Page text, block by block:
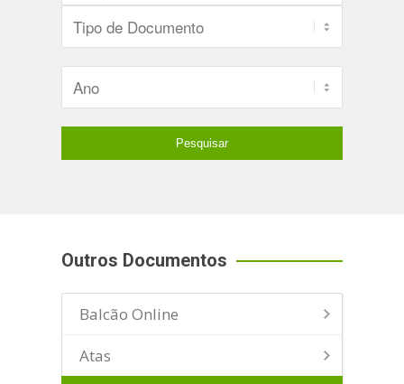
Outros Documentos
Balcão Online
Atas